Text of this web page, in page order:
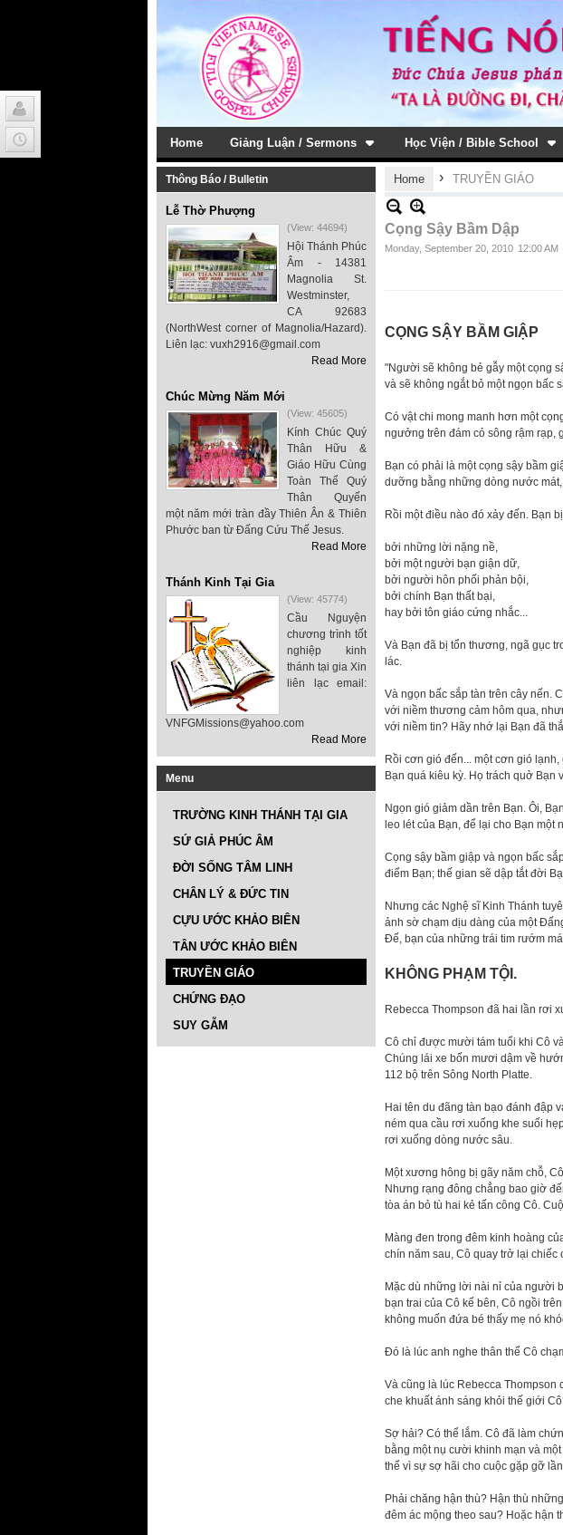
Home Giảng Luận / Sermons Học Viện / Bible School
Thông Báo / Bulletin
Lễ Thờ Phượng
(View: 44694)
Hội Thánh Phúc
Âm - 14381
Magnolia St.
Westminster,
CA 92683
(NorthWest corner of Magnolia/Hazard).
Liên lạc: vuxh2916@gmail.com
Read More
Chúc Mừng Năm Mới
(View: 45605)
Kính Chúc Quý
Thân Hữu &
Giáo Hữu Cùng
Toàn Thể Quý
Thân Quyến
một năm mới tràn đầy Thiên Ân & Thiên
Phước ban từ Đấng Cứu Thế Jesus.
Read More
Thánh Kinh Tại Gia
(View: 45774)
Cầu Nguyện
chương trình tốt
nghiệp kinh
thánh tại gia Xin
liên lạc email:
VNFGMissions@yahoo.com
Read More
Menu
TRƯỜNG KINH THÁNH TẠI GIA
SỨ GIẢ PHÚC ÂM
ĐỜI SỐNG TÂM LINH
CHÂN LÝ & ĐỨC TIN
CỰU ƯỚC KHẢO BIÊN
TÂN ƯỚC KHẢO BIÊN
TRUYỀN GIÁO
CHỨNG ĐẠO
SUY GẪM
Home › TRUYỀN GIÁO
Cọng Sậy Bầm Dập
Monday, September 20, 2010 12:00 AM
CỌNG SẬY BẦM GIẬP
"Người sẽ không bẻ gẫy một cọng
và sẽ không ngắt bỏ một ngọn bấc
Có vật chi mong manh hơn một
ngưởng trên đám cỏ sông rậm rạp,
Bạn có phải là một cọng sậy bầm
dưỡng bằng những dòng nước
Rồi một điều nào đó xảy đến. Bạn
bởi những lời nặng nề,
bởi một người bạn giận dữ,
bởi người hôn phối phản bội,
bởi chính Bạn thất bại,
hay bởi tôn giáo cứng nhắc...
Và Bạn đã bị tổn thương, ngã gục
lác.
Và ngọn bấc sắp tàn trên cây nến.
với niềm thương cảm hôm qua,
với niềm tin? Hãy nhớ lại Bạn đã
Rồi cơn gió đến... một cơn gió
Bạn quá kiêu kỳ. Họ trách quở
Ngọn gió giảm dần trên Bạn. Ôi,
leo lét của Bạn, để lại cho Bạn một
Cọng sậy bầm giập và ngọn bấc
điểm Bạn; thế gian sẽ dập tắt đời
Nhưng các Nghệ sĩ Kinh Thánh
ảnh sờ chạm dịu dàng của một
Đế, bạn của những trái tim rướm
KHÔNG PHẠM TỘI.
Rebecca Thompson đã hai lần rơi
Cô chỉ được mười tám tuổi khi Cô
Chúng lái xe bốn mươi dậm về
112 bộ trên Sông North Platte.
Hai tên du đãng tàn bạo đánh đập
ném qua cầu rơi xuống khe suối
rơi xuống dòng nước sâu.
Một xương hông bị gãy năm chỗ,
Nhưng rạng đông chẳng bao giờ
tòa án bỏ tù hai kẻ tấn công Cô.
Màng đen trong đêm kinh hoàng
chín năm sau, Cô quay trở lại chiếc
Mặc dù những lời nài nỉ của người
bạn trai của Cô kế bên, Cô ngồi
không muốn đứa bé thấy mẹ nó
Đó là lúc anh nghe thân thể Cô
Và cũng là lúc Rebecca
che khuất ánh sáng khỏi thế giới
Sợ hải? Có thể lắm. Cô đã làm
bằng một nụ cười khinh mạn và
thể vì sự sợ hãi cho cuộc gặp gỡ
Phải chăng hận thù? Hận thù
đêm ác mộng theo sau? Hoặc hận